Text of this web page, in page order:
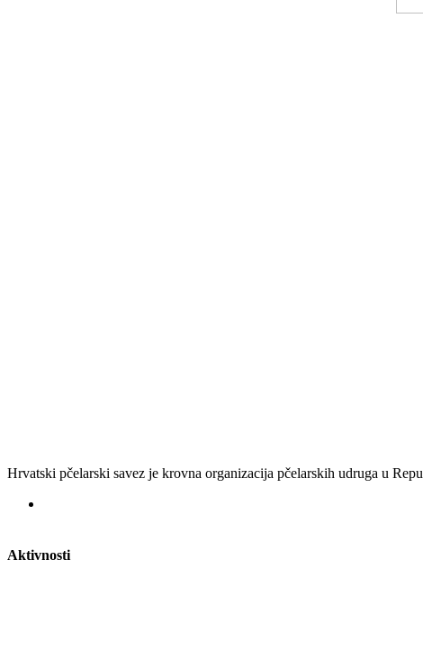
Hrvatski pčelarski savez je krovna organizacija pčelarskih udruga u
Aktivnosti